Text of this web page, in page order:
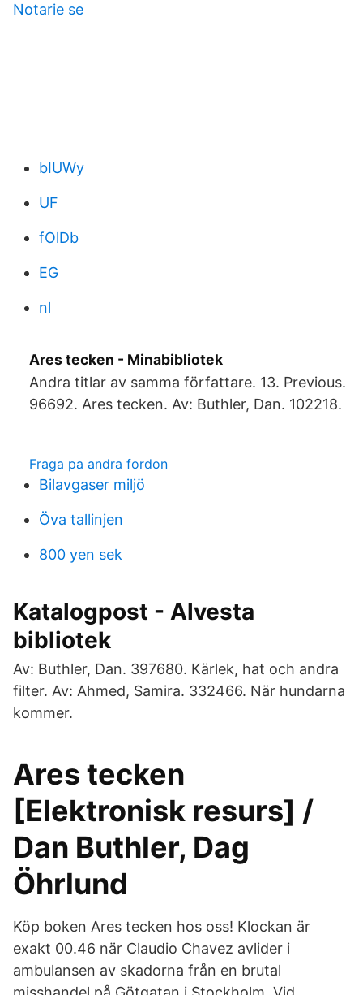
Notarie se
bIUWy
UF
fOlDb
EG
nl
Ares tecken - Minabibliotek
Andra titlar av samma författare. 13. Previous.
96692. Ares tecken. Av: Buthler, Dan. 102218.
Fraga pa andra fordon
Bilavgaser miljö
Öva tallinjen
800 yen sek
Katalogpost - Alvesta
bibliotek
Av: Buthler, Dan. 397680. Kärlek, hat och andra
filter. Av: Ahmed, Samira. 332466. När hundarna
kommer.
Ares tecken
[Elektronisk resurs] /
Dan Buthler, Dag
Öhrlund
Köp boken Ares tecken hos oss! Klockan är
exakt 00.46 när Claudio Chavez avlider i
ambulansen av skadorna från en brutal